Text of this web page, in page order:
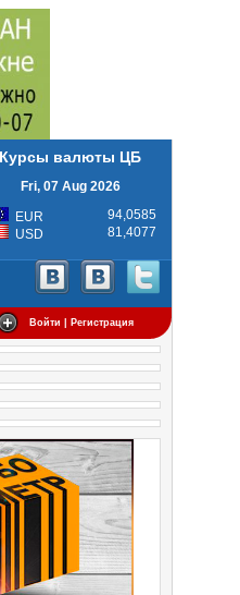
Курсы валюты ЦБ
Fri, 07 Aug 2026
EUR
94,0585
USD
81,4077
Войти | Регистрация